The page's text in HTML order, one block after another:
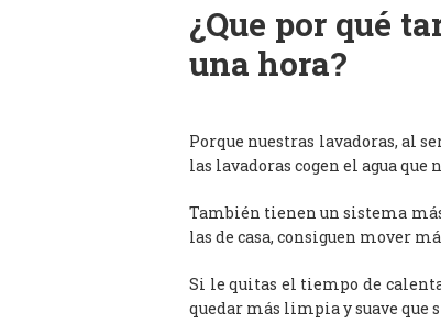
¿Que por qué
una hora?
Porque nuestras lavadoras, al
las lavadoras cogen el agua que
También tienen un sistema más
las de casa, consiguen mover
Si le quitas el tiempo de
quedar más limpia y suave que